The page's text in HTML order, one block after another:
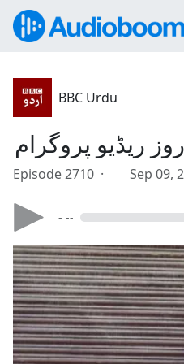
BBC Urdu
Episode 2710 · Sep 09,
- --